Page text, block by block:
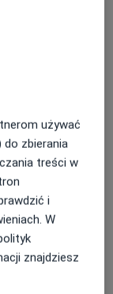
używać
do zbierania
treści w
i
W
znajdziesz